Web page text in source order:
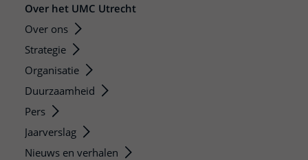
Over het UMC Utrecht
Over ons
Strategie
Organisatie
Duurzaamheid
Pers
Jaarverslag
Nieuws en verhalen